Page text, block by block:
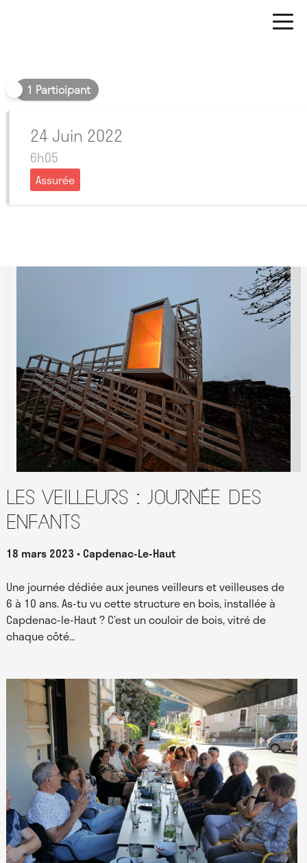
1 Participant
24 Juin 2022
6h05
Assurée
Les Veilleurs : journée des
enfants
18 mars 2023 Capdenac-Le-Haut
Une journée dédiée aux jeunes veilleurs et veilleuses de
6 à 10 ans. As-tu vu cette structure en bois, installée à
Capdenac-le-Haut ? C’est un couloir de bois, vitré de
chaque côté…